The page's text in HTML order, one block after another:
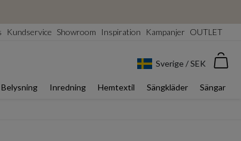
Kundservice Showroom Inspiration Kampanjer OUTLET
Sverige / SEK
Belysning Inredning Hemtextil Sängkläder Sängar